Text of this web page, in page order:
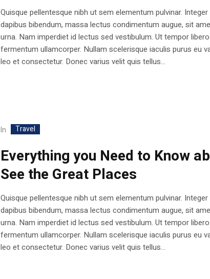
Quisque pellentesque nibh ut sem elementum pulvinar.
dapibus bibendum, massa lectus condimentum augue, sit
urna. Nam imperdiet id lectus sed vestibulum. Ut tempor
fermentum ullamcorper. Nullam scelerisque iaculis purus eu
leo et consectetur. Donec varius velit quis tellus...
In Travel
Everything you Need to Know
See the Great Places
Quisque pellentesque nibh ut sem elementum pulvinar.
dapibus bibendum, massa lectus condimentum augue, sit
urna. Nam imperdiet id lectus sed vestibulum. Ut tempor
fermentum ullamcorper. Nullam scelerisque iaculis purus eu
leo et consectetur. Donec varius velit quis tellus...